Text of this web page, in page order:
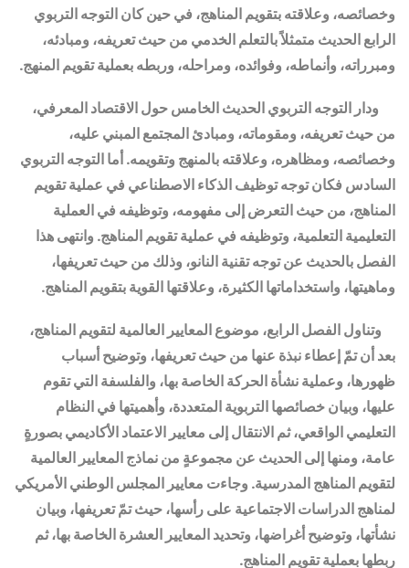
وخصائصه، وعلاقته بتقويم المناهج، في حين كان التوجه التربوي
الرابع الحديث متمثلاً بالتعلم الخدمي من حيث تعريفه، ومبادئه،
ومبرراته، وأنماطه، وفوائده، ومراحله، وربطه بعملية تقويم المنهج.
ودار التوجه التربوي الحديث الخامس حولالاقتصاد المعرفي،
من حيث تعريفه، ومقوماته، ومبادئ المجتمع المبني عليه،
وخصائصه، ومظاهره، وعلاقته بالمنهج وتقويمه. أما التوجه التربوي
السادس فكان توجهتوظيف الذكاء الاصطناعي في عملية تقويم
المناهج، من حيث التعرض إلى مفهومه، وتوظيفه في العملية
التعليمية التعلمية، وتوظيفه في عملية تقويم المناهج. وانتهى هذا
الفصل بالحديث عن توجه تقنية النانو، وذلك من حيث تعريفها،
وماهيتها، واستخداماتها الكثيرة، وعلاقتها القوية بتقويم المناهج.
وتناول الفصل الرابع، موضوعالمعايير العالمية لتقويم المناهج،
بعد أن تمّ إعطاء نبذة عنها من حيث تعريفها، وتوضيح أسباب
ظهورها، وعملية نشأة الحركة الخاصة بها، والفلسفة التي تقوم
عليها، وبيان خصائصها التربوية المتعددة، وأهميتها في النظام
التعليمي الواقعي، ثم الانتقال إلى معايير الاعتماد الأكاديمي بصورةٍ
عامة، ومنها إلى الحديث عن مجموعةٍ من نماذج المعايير العالمية
لتقويم المناهج المدرسية. وجاءت معايير المجلس الوطني الأمريكي
لمناهج الدراسات الاجتماعية على رأسها، حيث تمّ تعريفها، وبيان
نشأتها، وتوضيح أغراضها، وتحديد المعايير العشرة الخاصة بها، ثم
ربطها بعملية تقويم المناهج.